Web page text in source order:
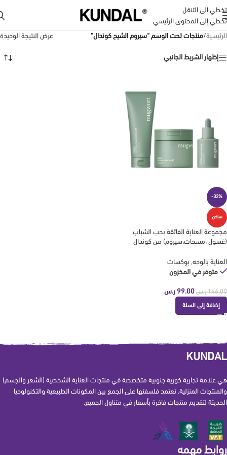
تخطي إلى التنقل
تخطي إلى المحتوى الرئيسي
الرئيسية/منتجات تحت الوسم “سيروم الشيح كوندال” عرض النتيجة الوحيدة
إظهار الشريط الجانبي
-32%
ساخن
مجموعة العناية الفائقة بحب الشباب
(غسول ،مسحات،سيروم) من كوندال
العناية بالوجه, بوكسات
متوفر في المخزون
146.00 ر.س 99.00 ر.س
إضافة إلى السلة
KUNDAL
هي علامة تجارية كورية جنوبية متخصصة في منتجات العناية الشخصية (الشعر والجسم)
والمنتجات المنزلية. تعتمد فلسفتها على الجمع بين المكونات الطبيعية والتكنولوجيا
الحديثة لتقديم منتجات فاخرة بأسعار في متناول الجميع.
روابط مهمه